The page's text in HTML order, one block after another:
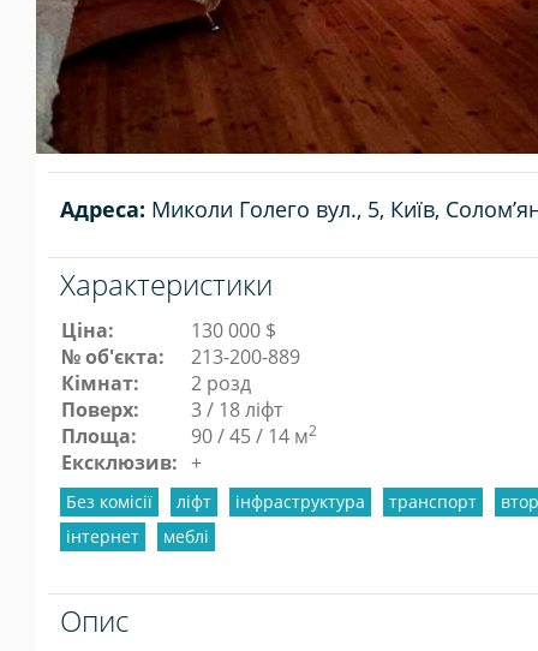
Адреса: Миколи Голего вул., 5, Київ,
Характеристики
Ціна:
130 000 $
№ об'єкта:
213-200-889
Кімнат:
2 розд
Поверх:
3 / 18 ліфт
Площа:
90 / 45 / 14 м2
Ексклюзив: +
Без комісії ліфт інфраструктура транспорт
інтернет
меблі
Опис